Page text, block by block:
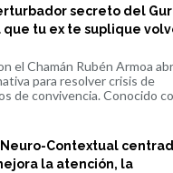
secreto del
que tu ex te suplique
el Chamán Rubén Armoa
para resolver crisis de
de convivencia. Conocido
Contextual
la atención, la